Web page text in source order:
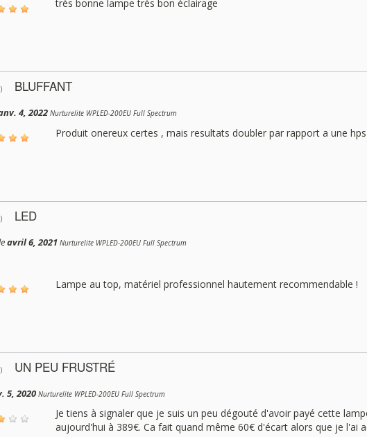
très bonne lampe très bon éclairage
) BLUFFANT
4, 2022 Nurturelite WPLED-200EU Full Spectrum
Produit onereux certes , mais resultats doubler par rapport a une
) LED
avril 6, 2021 Nurturelite WPLED-200EU Full Spectrum
Lampe au top, matériel professionnel hautement recommendable !
) UN PEU FRUSTRÉ
5, 2020 Nurturelite WPLED-200EU Full Spectrum
Je tiens à signaler que je suis un peu dégouté d'avoir payé cette
aujourd'hui à 389€. Ca fait quand même 60€ d'écart alors que je l'ai